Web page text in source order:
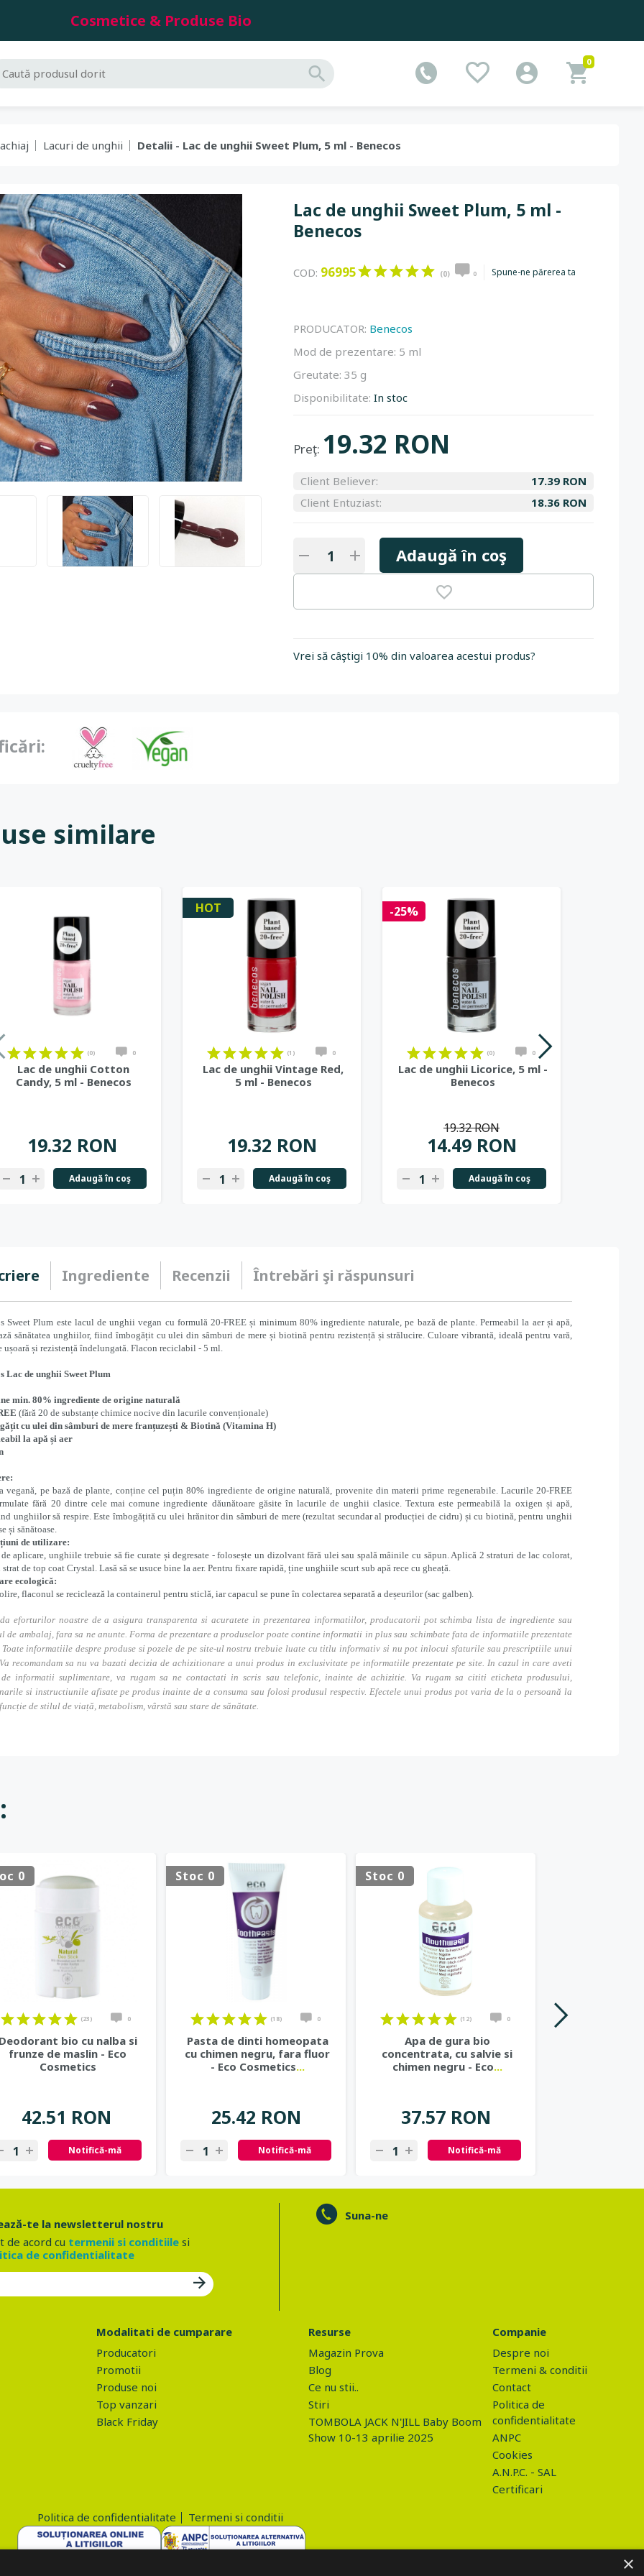
Cosmetice & Produse Bio
0
Lacuri de unghii Detalii - Lac de unghii Sweet Plum, 5 ml - Benecos
Lac de unghii Sweet Plum, 5 ml -
Benecos
COD: 96995 (0) 0 Spune-ne părerea ta
PRODUCATOR: Benecos
Mod de prezentare: 5 ml
Greutate: 35 g
Disponibilitate: In stoc
Preţ: 19.32 RON
Client Believer:
17.39 RON
Client Entuziast:
18.36 RON
Adaugă în coş
Vrei să câştigi 10% din valoarea acestui produs?
similare
(0) 0
Lac de unghii Cotton
Candy, 5 ml - Benecos
19.32 RON
Adaugă în coş
HOT
(1) 0
Lac de unghii Vintage Red,
5 ml - Benecos
19.32 RON
Adaugă în coş
-25%
(0) 0
Lac de unghii Licorice, 5 ml -
Benecos
14.49 RON
19.32 RON
Adaugă în coş
+
- +
- +
-
on
on on
on on
on on
on on
on on
on on
on on
on on
on on
on on
on on
on on
on on
on on
on
Ingrediente Recenzii Întrebări şi răspunsuri
Sweet Plum este lacul de unghii vegan cu formulă 20-FREE și minimum 80% ingrediente naturale, pe bază de plante. Permeabil la aer și apă,
sănătatea unghiilor, fiind îmbogățit cu ulei din sâmburi de mere și biotină pentru rezistență și strălucire. Culoare vibrantă, ideală pentru vară,
ușoară și rezistență îndelungată. Flacon reciclabil - 5 ml.
Lac de unghii Sweet Plum
min. 80% ingrediente de origine naturală
(fără 20 de substanțe chimice nocive din lacurile convenționale)
cu ulei din sâmburi de mere franțuzești & Biotină (Vitamina H)
la apă și aer
vegană, pe bază de plante, conține cel puțin 80% ingrediente de origine naturală, provenite din materii prime regenerabile. Lacurile 20-FREE
fără 20 dintre cele mai comune ingrediente dăunătoare găsite în lacurile de unghii clasice. Textura este permeabilă la oxigen și apă,
unghiilor să respire. Este îmbogățită cu ulei hrănitor din sâmburi de mere (rezultat secundar al producției de cidru) și cu biotină, pentru unghii
și sănătoase.
de utilizare:
aplicare, unghiile trebuie să fie curate și degresate - folosește un dizolvant fără ulei sau spală mâinile cu săpun. Aplică 2 straturi de lac colorat,
de top coat Crystal. Lasă să se usuce bine la aer. Pentru fixare rapidă, ține unghiile scurt sub apă rece cu gheață.
ecologică:
flaconul se reciclează la containerul pentru sticlă, iar capacul se pune în colectarea separată a deșeurilor (sac galben).
eforturilor noastre de a asigura transparenta si acuratete in prezentarea informatiilor, producatorii pot schimba lista de ingrediente sau
de ambalaj, fara sa ne anunte. Forma de prezentare a produselor poate contine informatii in plus sau schimbate fata de informatiile prezentate
Toate informatiile despre produse si pozele de pe site-ul nostru trebuie luate cu titlu informativ si nu pot inlocui sfaturile sau prescriptiile unui
recomandam sa nu va bazati decizia de achizitionare a unui produs in exclusivitate pe informatiile prezentate pe site. In cazul in care aveti
de informatii suplimentare, va rugam sa ne contactati in scris sau telefonic, inainte de achizitie. Va rugam sa cititi eticheta produsului,
si instructiunile afisate pe produs inainte de a consuma sau folosi produsul respectiv. Efectele unui produs pot varia de la o persoană la
de stilul de viață, metabolism, vârstă sau stare de sănătate.
0
(23) 0
Deodorant bio cu nalba si
frunze de maslin - Eco
Cosmetics
42.51 RON
Notifică-mă
Stoc 0
(18) 0
Pasta de dinti homeopata
cu chimen negru, fara fluor
- Eco Cosmetics...
25.42 RON
Notifică-mă
Stoc 0
(12) 0
Apa de gura bio
concentrata, cu salvie si
chimen negru - Eco...
37.57 RON
Notifică-mă
te la newsletterul nostru
de acord cu termenii si conditiilesi
de confidentialitate
Suna-ne
Modalitati de cumparare
Producatori
Promotii
Produse noi
Top vanzari
Black Friday
Resurse
Magazin Prova
Blog
Ce nu stii..
Stiri
TOMBOLA JACK N'JILL Baby Boom
Show 10-13 aprilie 2025
Companie
Despre noi
Termeni & conditii
Contact
Politica de
confidentialitate
ANPC
Cookies
A.N.P.C. - SAL
Certificari
Politica de confidentialitate
Termeni si conditii
×